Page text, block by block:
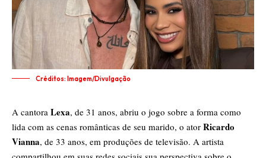
Créditos: Imagem/Divulgação
A cantora Lexa, de 31 anos, abriu o jogo sobre a forma como
lida com as cenas românticas de seu marido, o ator Ricardo
Vianna, de 33 anos, em produções de televisão. A artista